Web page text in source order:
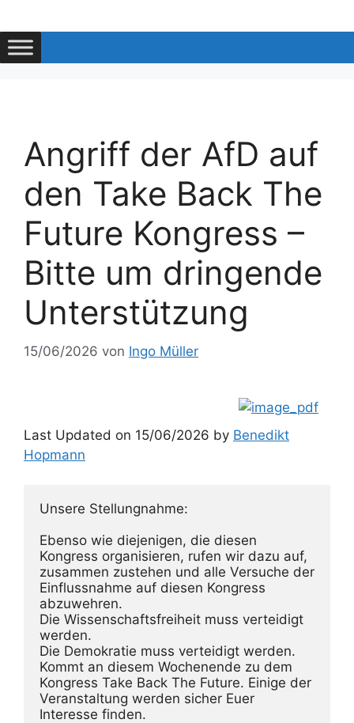
Inhalt
springen
Angriff der AfD auf
den Take Back The
Future Kongress –
Bitte um dringende
Unterstützung
15/06/2026 von Ingo Müller
Last Updated on 15/06/2026 by Benedikt
Hopmann
Unsere Stellungnahme:
Ebenso wie diejenigen, die diesen
Kongress organisieren, rufen wir dazu auf,
zusammen zustehen und alle Versuche der
Einflussnahme auf diesen Kongress
abzuwehren.
Die Wissenschaftsfreiheit muss verteidigt
werden.
Die Demokratie muss verteidigt werden.
Kommt an diesem Wochenende zu dem
Kongress Take Back The Future. Einige der
Veranstaltung werden sicher Euer
Interesse finden.